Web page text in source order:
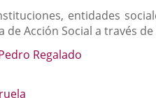
entidades
de Acción Social a través
Regalado